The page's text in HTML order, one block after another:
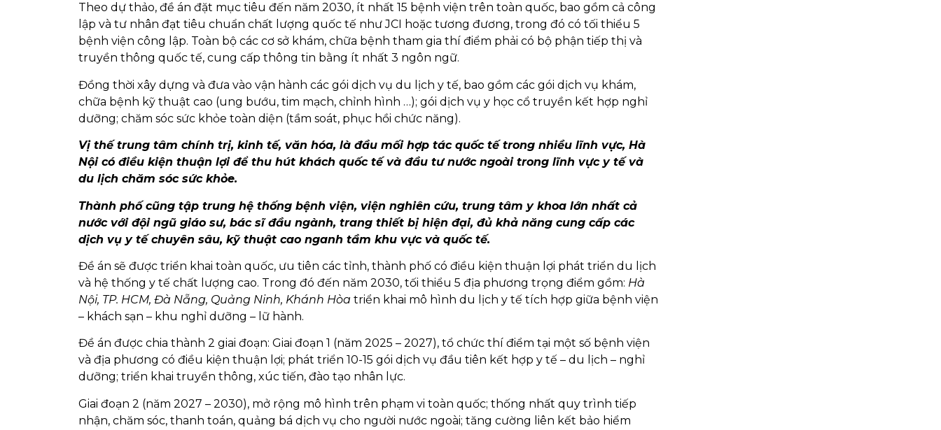
Theo dự thảo, đề án đặt mục tiêu đến năm 2030, ít nhất 15 bệnh viện trên toàn quốc, bao gồm cả công
lập và tư nhân đạt tiêu chuẩn chất lượng quốc tế như JCI hoặc tương đương, trong đó có tối thiểu 5
bệnh viện công lập. Toàn bộ các cơ sở khám, chữa bệnh tham gia thí điểm phải có bộ phận tiếp thị và
truyền thông quốc tế, cung cấp thông tin bằng ít nhất 3 ngôn ngữ.
Đồng thời xây dựng và đưa vào vận hành các gói dịch vụ du lịch y tế, bao gồm các gói dịch vụ khám,
chữa bệnh kỹ thuật cao (ung bướu, tim mạch, chỉnh hình …); gói dịch vụ y học cổ truyền kết hợp nghỉ
dưỡng; chăm sóc sức khỏe toàn diện (tầm soát, phục hồi chức năng).
Vị thế trung tâm chính trị, kinh tế, văn hóa, là đầu mối hợp tác quốc tế trong nhiều lĩnh vực, Hà
Nội có điều kiện thuận lợi để thu hút khách quốc tế và đầu tư nước ngoài trong lĩnh vực y tế và
du lịch chăm sóc sức khỏe.
Thành phố cũng tập trung hệ thống bệnh viện, viện nghiên cứu, trung tâm y khoa lớn nhất cả
nước với đội ngũ giáo sư, bác sĩ đầu ngành, trang thiết bị hiện đại, đủ khả năng cung cấp các
dịch vụ y tế chuyên sâu, kỹ thuật cao nganh tầm khu vực và quốc tế.
Đề án sẽ được triển khai toàn quốc, ưu tiên các tỉnh, thành phố có điều kiện thuận lợi phát triển du lịch
và hệ thống y tế chất lượng cao. Trong đó đến năm 2030, tối thiểu 5 địa phương trọng điểm gồm: Hà
Nội, TP. HCM, Đà Nẵng, Quảng Ninh, Khánh Hòa triển khai mô hình du lịch y tế tích hợp giữa bệnh viện
– khách sạn – khu nghỉ dưỡng – lữ hành.
Đề án được chia thành 2 giai đoạn: Giai đoạn 1 (năm 2025 – 2027), tổ chức thí điểm tại một số bệnh viện
và địa phương có điều kiện thuận lợi; phát triển 10-15 gói dịch vụ đầu tiên kết hợp y tế – du lịch – nghỉ
dưỡng; triển khai truyền thông, xúc tiến, đào tạo nhân lực.
Giai đoạn 2 (năm 2027 – 2030), mở rộng mô hình trên phạm vi toàn quốc; thống nhất quy trình tiếp
nhận, chăm sóc, thanh toán, quảng bá dịch vụ cho người nước ngoài; tăng cường liên kết bảo hiểm